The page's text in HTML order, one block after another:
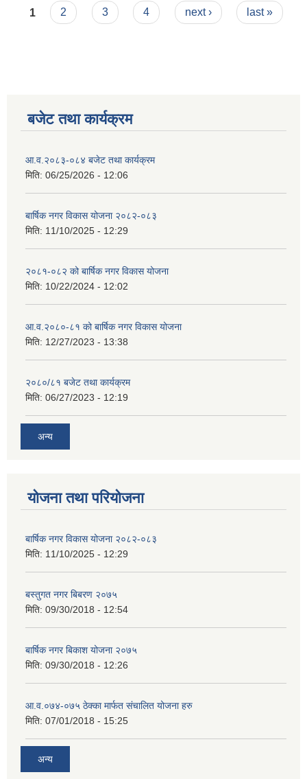
Pages
1 2 3 4 next › last »
बजेट तथा कार्यक्रम
आ.व.२०८३-०८४ बजेट तथा कार्यक्रम
मिति: 06/25/2026 - 12:06
बार्षिक नगर विकास योजना २०८२-०८३
मिति: 11/10/2025 - 12:29
२०८१-०८२ को बार्षिक नगर विकास योजना
मिति: 10/22/2024 - 12:02
आ.व.२०८०-८१ को बार्षिक नगर विकास योजना
मिति: 12/27/2023 - 13:38
२०८०/८१ बजेट तथा कार्यक्रम
मिति: 06/27/2023 - 12:19
अन्य
योजना तथा परियोजना
बार्षिक नगर विकास योजना २०८२-०८३
मिति: 11/10/2025 - 12:29
बस्तुगत नगर बिबरण २०७५
मिति: 09/30/2018 - 12:54
बार्षिक नगर बिकाश योजना २०७५
मिति: 09/30/2018 - 12:26
आ.व.०७४-०७५ ठेक्का मार्फत संचालित योजना हरु
मिति: 07/01/2018 - 15:25
अन्य